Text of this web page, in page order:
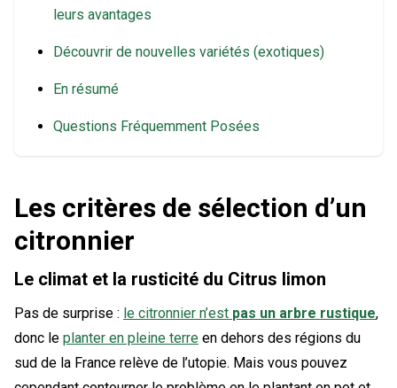
leurs avantages
Découvrir de nouvelles variétés (exotiques)
En résumé
Questions Fréquemment Posées
Les critères de sélection d’un
citronnier
Le climat et la rusticité du Citrus limon
Pas de surprise : le citronnier n’est pas un arbre rustique,
donc le planter en pleine terre en dehors des régions du
sud de la France relève de l’utopie. Mais vous pouvez